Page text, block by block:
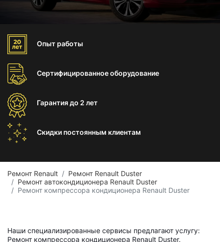
Опыт работы
Сертифицированноеоборудование
Гарантиядо 2 лет
Скидки постоянным клиентам
Ремонт Renault
Ремонт Renault Duster
Ремонт автокондиционера Renault Duster
Ремонт компрессора кондиционера Renault Duster
Наши специализированные сервисы предлагают услугу:
Ремонт компрессора кондиционера Renault Duster.